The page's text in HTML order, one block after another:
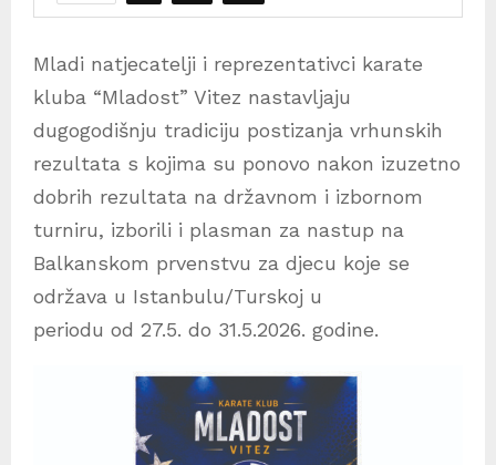
Mladi natjecatelji i reprezentativci karate
kluba “Mladost” Vitez nastavljaju
dugogodišnju tradiciju postizanja vrhunskih
rezultata s kojima su ponovo nakon izuzetno
dobrih rezultata na državnom i izbornom
turniru, izborili i plasman za nastup na
Balkanskom prvenstvu za djecu koje se
održava u Istanbulu/Turskoj u
periodu od 27.5. do 31.5.2026. godine.